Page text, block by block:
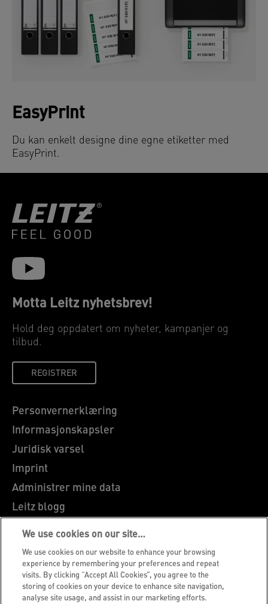
EasyPrint
Du kan enkelt designe dine egne etiketter med
EasyPrint.
Motta Leitz nyhetsbrev!
Hold deg oppdatert om nyheter, kampanjer og
tilbud.
REGISTRER
Personvernerklæring
Informasjonskapsler
Juridisk varsel
Imprint
Administrer mine data
Leitz blogg
Karriere
Leitz EasyPrint
Kundeservice
Veiledning for resirkulering av emballasje
We use cookies on our site…
We use cookies on our website to enhance your browsing
experience by remembering your preferences and repeat
visits. By clicking “Accept All Cookies”, you agree to the
storing of cookies on your device to enhance site navigation,
analyse site usage, and assist in our marketing efforts.